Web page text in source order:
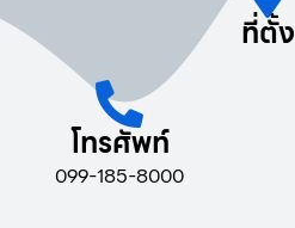
ที่ตั้ง
โทรศัพท์
099-185-8000